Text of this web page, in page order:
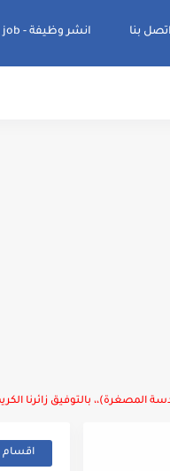
اتصل بنا انشر وظيفة - Post a job
بالتوفيق زائرنا
اقسام